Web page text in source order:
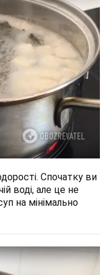
Спочатку ви
воді, але це не
на мінімально